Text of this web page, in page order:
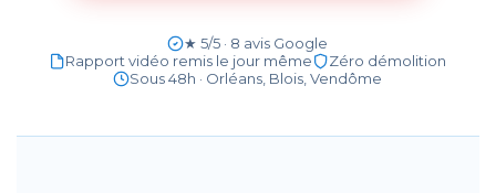
★ 5/5 · 8 avis Google
Rapport vidéo remis le jour même
Zéro démolition
Sous 48h · Orléans, Blois, Vendôme